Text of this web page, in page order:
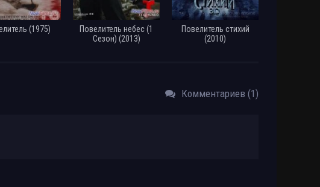
(1975)
Повелитель небес (1
Сезон) (2013)
Повелитель стихий
(2010)
Комментариев (1)